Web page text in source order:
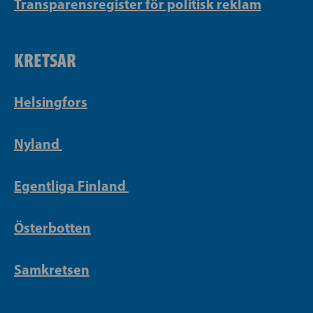
Transparensregister för politisk reklam
KRETSAR
Helsingfors
Nyland
Egentliga Finland
Österbotten
Samkretsen